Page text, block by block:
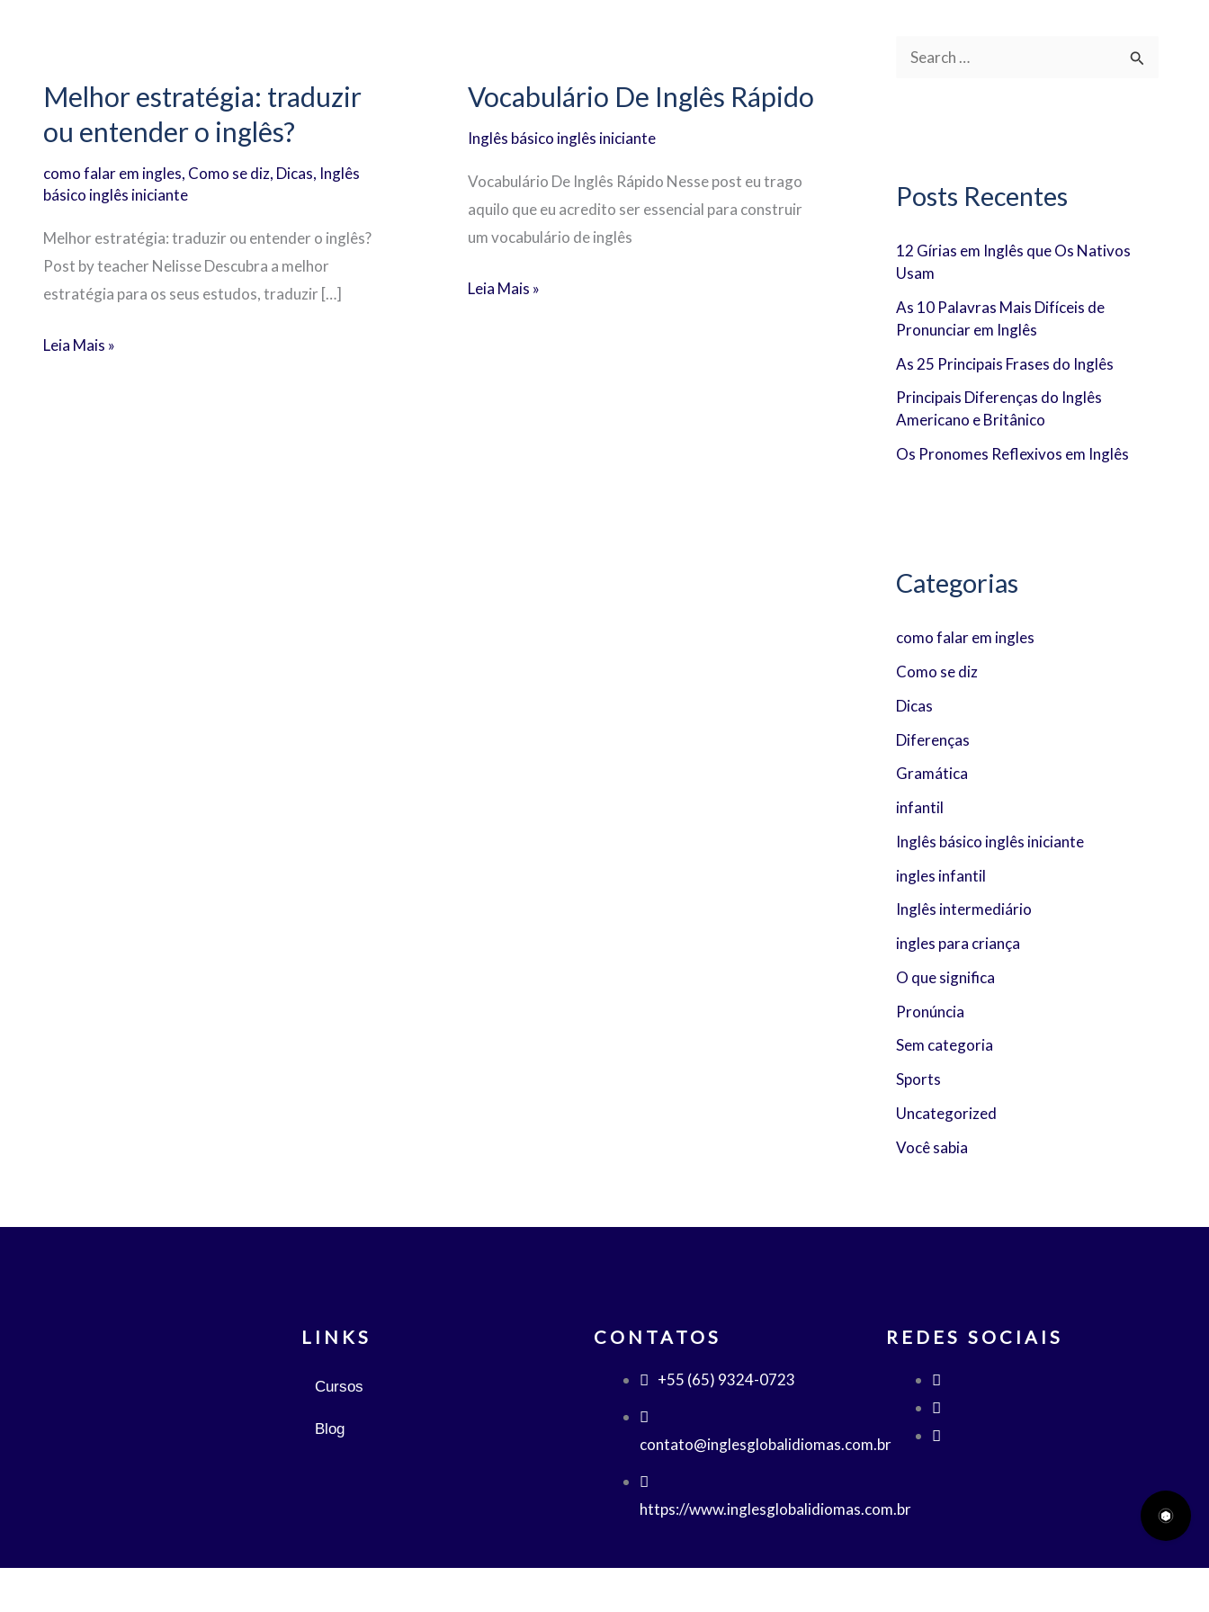
Melhor estratégia: traduzir
ou entender o inglês?
como falar em ingles, Como se diz, Dicas, Inglês
básico inglês iniciante
Melhor estratégia: traduzir ou entender o inglês?
Post by teacher Nelisse Descubra a melhor
estratégia para os seus estudos, traduzir […]
traduzir
ou
o
Leia Mais »
Vocabulário De Inglês Rápido
Inglês básico inglês iniciante
Vocabulário De Inglês Rápido Nesse post eu trago
aquilo que eu acredito ser essencial para construir
um vocabulário de inglês
Inglês
Leia Mais »
u
s
a
r
p
o
r
:
Posts Recentes
12 Gírias em Inglês que Os Nativos
Usam
As 10 Palavras Mais Difíceis de
Pronunciar em Inglês
As 25 Principais Frases do Inglês
Principais Diferenças do Inglês
Americano e Britânico
Os Pronomes Reflexivos em Inglês
Categorias
como falar em ingles
Como se diz
Dicas
Diferenças
Gramática
infantil
Inglês básico inglês iniciante
ingles infantil
Inglês intermediário
ingles para criança
O que significa
Pronúncia
Sem categoria
Sports
Uncategorized
Você sabia
LINKS
Cursos
Blog
CONTATOS
+55 (65) 9324-0723
contato@inglesglobalidiomas.com.br
https://www.inglesglobalidiomas.com.br
REDES SOCIAIS